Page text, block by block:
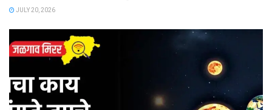
JULY 20, 2026